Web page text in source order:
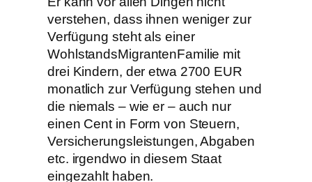
verstehen, dass ihnen weniger zur
Verfügung steht als einer
WohlstandsMigrantenFamilie mit
drei Kindern, der etwa 2700 EUR
monatlich zur Verfügung stehen und
die niemals – wie er – auch nur
einen Cent in Form von Steuern,
Versicherungsleistungen, Abgaben
etc. irgendwo in diesem Staat
eingezahlt haben.